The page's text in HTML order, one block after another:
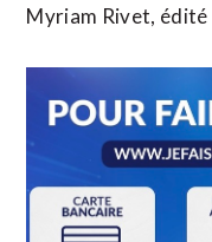
Myriam Rivet,